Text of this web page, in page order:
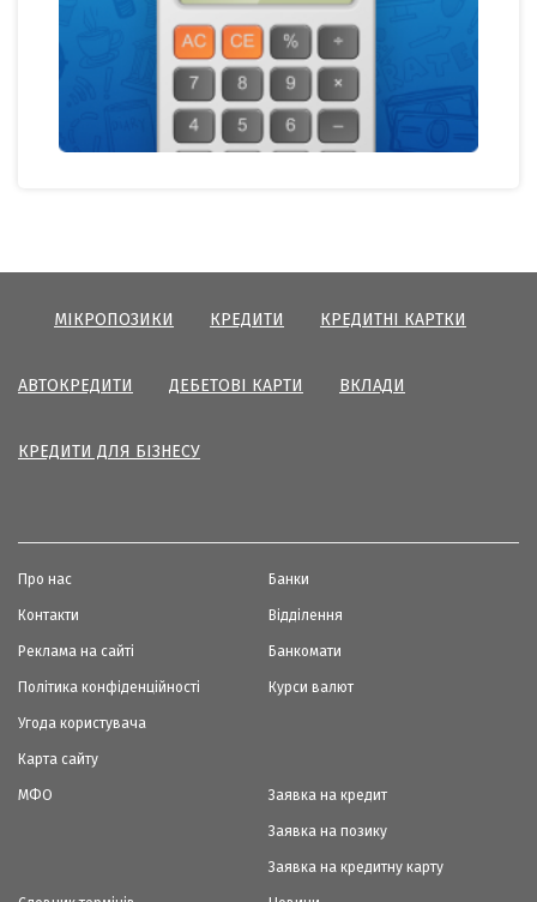
МІКРОПОЗИКИ КРЕДИТИ КРЕДИТНІ КАРТКИ
АВТОКРЕДИТИ ДЕБЕТОВІ КАРТИ ВКЛАДИ
КРЕДИТИ ДЛЯ БІЗНЕСУ
Про нас
Контакти
Реклама на сайті
Політика конфіденційності
Угода користувача
Карта сайту
Банки
Відділення
Банкомати
Курси валют
МФО Заявка на кредит
Заявка на позику
Заявка на кредитну карту